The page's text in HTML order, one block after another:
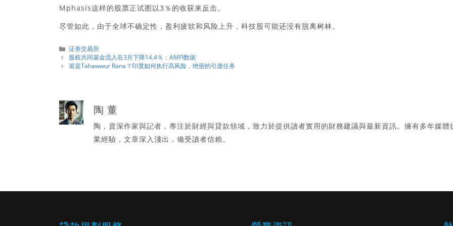
Mphasis这样的股票正试图以3％的收获来反击。
尽管如此，由于全球不确定性，盈利疲软和风险上升，科技股可能还没有脱离树林。
分
類
证券交易所
股权共同基金流入在3月下降14.4％：AMFI数据
谁是Tahawwur Ra​​na？印度如何执行高风险，绝密的引渡任务
陶 董
陶，資深作家與記者，專注於財經與貸款領域，致力於提供讀者實用的財務建議與最新資訊。擁有多年媒體
業經驗，文章深入淺出，備受讀者信賴。